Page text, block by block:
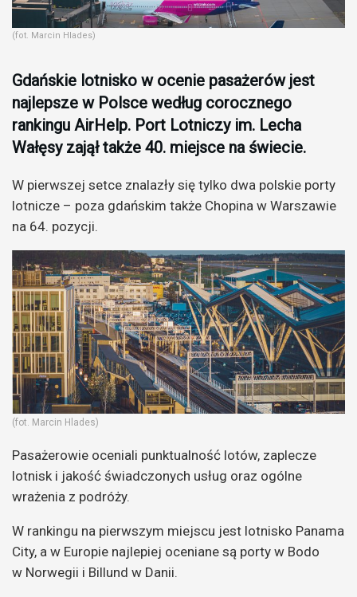
(fot. Marcin Hlades)
Gdańskie lotnisko w ocenie pasażerów jest
najlepsze w Polsce według corocznego
rankingu AirHelp. Port Lotniczy im. Lecha
Wałęsy zajął także 40. miejsce na świecie.
W pierwszej setce znalazły się tylko dwa polskie porty
lotnicze – poza gdańskim także Chopina w Warszawie
na 64. pozycji.
(fot. Marcin Hlades)
Pasażerowie oceniali punktualność lotów, zaplecze
lotnisk i jakość świadczonych usług oraz ogólne
wrażenia z podróży.
W rankingu na pierwszym miejscu jest lotnisko Panama
City, a w Europie najlepiej oceniane są porty w Bodo
w Norwegii i Billund w Danii.